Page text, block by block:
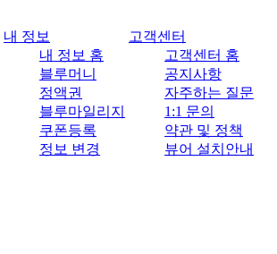
내 정보
내 정보 홈
블루머니
정액권
블루마일리지
쿠폰등록
정보 변경
고객센터
고객센터 홈
공지사항
자주하는 질문
1:1 문의
약관 및 정책
뷰어 설치안내